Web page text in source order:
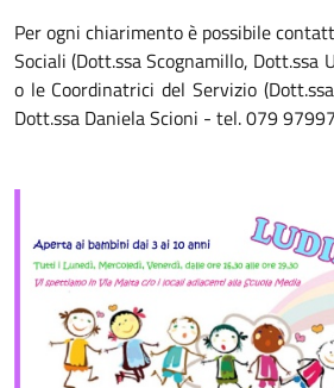
Per ogni chiarimento è possibile
Sociali (Dott.ssa Scognamillo,
o le Coordinatrici del Servizio
Dott.ssa Daniela Scioni - tel. 079